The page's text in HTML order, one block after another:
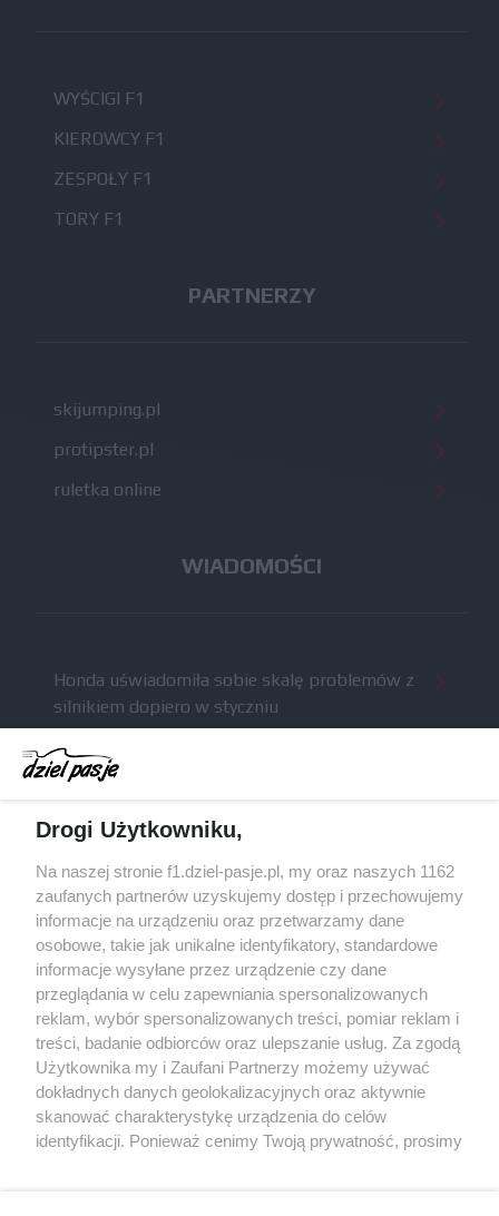
WYŚCIGI F1
KIEROWCY F1
ZESPOŁY F1
TORY F1
PARTNERZY
skijumping.pl
protipster.pl
ruletka online
WIADOMOŚCI
Honda uświadomiła sobie skalę problemów z
silnikiem dopiero w styczniu
pakiety poprawek w 2026 roku
samochodów F1
McCullough opuści Astona Martina z końcem
2026 roku
Poszkodowani kibice z GP Las Vegas 2023
otrzymają częściowy zwrot pieniędzy
Polityka prywatności © 2004 - 2026 GPmedia
Kopiowanie treści bez
zgody autorów zabronione.
Serwis internetowy, z którego korzystasz, używa plików
cookies. Są to pliki instalowane w urządzeniach
końcowych osób korzystających z serwisu, w celu
administrowania serwisem, poprawy jakości
Drogi Użytkowniku,
Na naszej stronie f1.dziel-pasje.pl, my oraz naszych 1162
zaufanych partnerów uzyskujemy dostęp i przechowujemy
informacje na urządzeniu oraz przetwarzamy dane
osobowe, takie jak unikalne identyfikatory, standardowe
informacje wysyłane przez urządzenie czy dane
przeglądania w celu zapewniania spersonalizowanych
reklam, wybór spersonalizowanych treści, pomiar reklam i
treści, badanie odbiorców oraz ulepszanie usług. Za zgodą
Użytkownika my i Zaufani Partnerzy możemy używać
dokładnych danych geolokalizacyjnych oraz aktywnie
skanować charakterystykę urządzenia do celów
identyfikacji. Ponieważ cenimy Twoją prywatność, prosimy